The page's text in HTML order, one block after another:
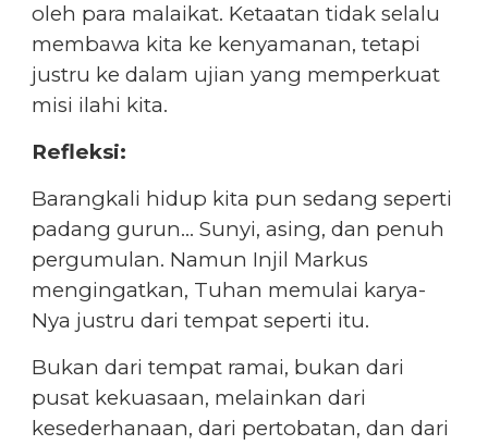
oleh para malaikat. Ketaatan tidak selalu
membawa kita ke kenyamanan, tetapi
justru ke dalam ujian yang memperkuat
misi ilahi kita.
Refleksi:
Barangkali hidup kita pun sedang seperti
padang gurun… Sunyi, asing, dan penuh
pergumulan. Namun Injil Markus
mengingatkan, Tuhan memulai karya-
Nya justru dari tempat seperti itu.
Bukan dari tempat ramai, bukan dari
pusat kekuasaan, melainkan dari
kesederhanaan, dari pertobatan, dan dari